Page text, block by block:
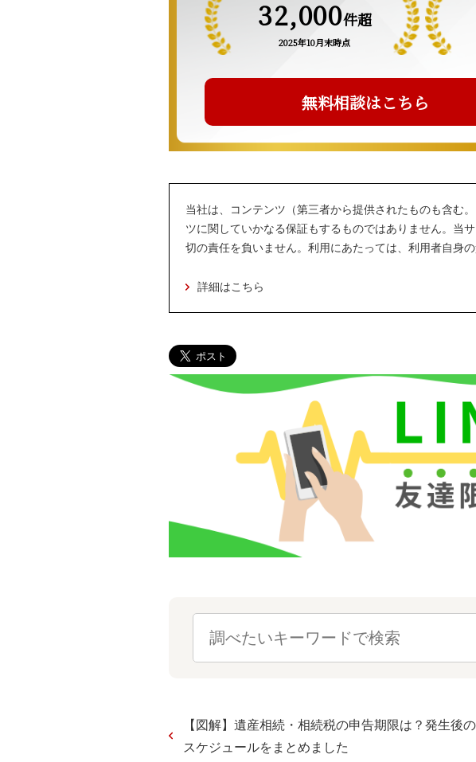
32,000件超
2025年10月末時点
無料相談はこちら
当社は、コンテンツ（第三者から提供されたものも含む
ツに関していかなる保証もするものではありません。当
切の責任を負いません。利用にあたっては、利用者自身
詳細はこちら
【図解】遺産相続・相続税の申告期限は？発生後
スケジュールをまとめました